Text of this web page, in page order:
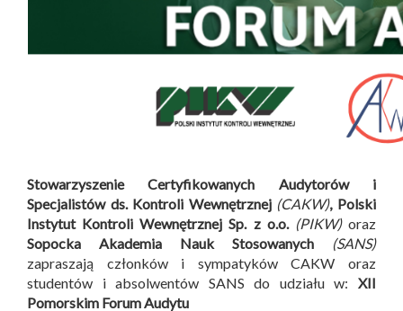
Stowarzyszenie Certyfikowanych Audytorów i
Specjalistów ds. Kontroli Wewnętrznej (CAKW), Polski
Instytut Kontroli Wewnętrznej Sp. z o.o. (PIKW)oraz
Sopocka Akademia Nauk Stosowanych
(SANS)
zapraszają członków i sympatyków CAKW oraz
studentów i absolwentów SANS do udziału w: XII
Pomorskim Forum Audytu